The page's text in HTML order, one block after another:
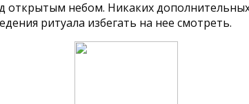
открытым небом. Никаких
ритуала избегать на нее смотреть.